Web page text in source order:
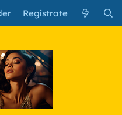
Regístrate